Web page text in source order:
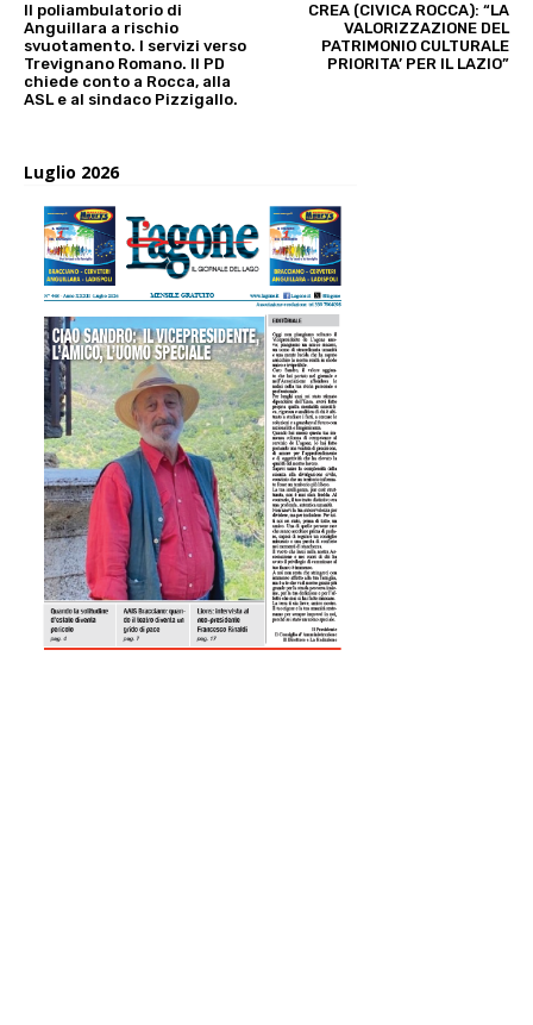
Il poliambulatorio di
Anguillara a rischio
svuotamento. I servizi verso
Trevignano Romano. Il PD
chiede conto a Rocca, alla
ASL e al sindaco Pizzigallo.
CREA (CIVICA ROCCA): “LA
VALORIZZAZIONE DEL
PATRIMONIO CULTURALE
PRIORITA’ PER IL LAZIO”
Luglio 2026